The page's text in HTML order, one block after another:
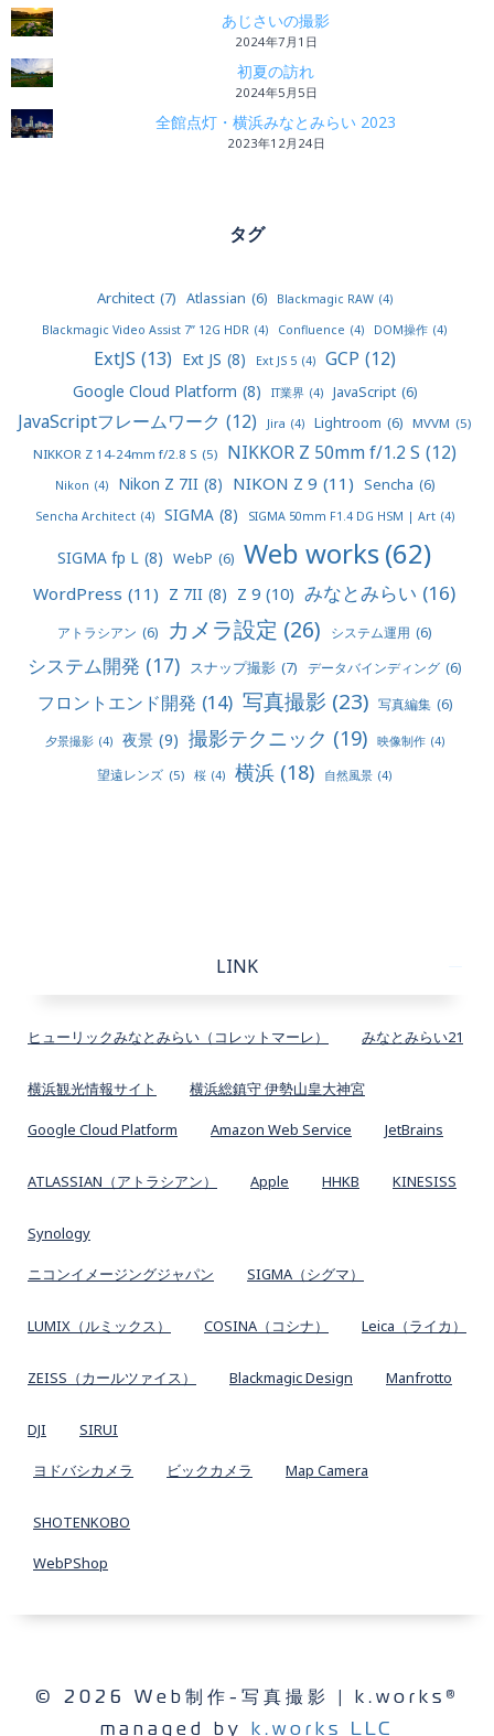
あじさいの撮影
2024年7月1日
初夏の訪れ
2024年5月5日
全館点灯・横浜みなとみらい 2023
2023年12月24日
タグ
Architect (7) Atlassian (6) Blackmagic RAW (4)
Blackmagic Video Assist 7” 12G HDR (4) Confluence (4) DOM操作 (4)
ExtJS (13) Ext JS (8) Ext JS 5 (4) GCP (12)
Google Cloud Platform (8) IT業界 (4) JavaScript (6)
JavaScriptフレームワーク (12) Jira (4) Lightroom (6) MVVM (5)
NIKKOR Z 14-24mm f/2.8 S (5) NIKKOR Z 50mm f/1.2 S (12)
Nikon (4) Nikon Z 7II (8) NIKON Z 9 (11) Sencha (6)
Sencha Architect (4) SIGMA (8) SIGMA 50mm F1.4 DG HSM | Art (4)
SIGMA fp L (8) WebP (6) Web works(62)
WordPress (11) Z 7II (8) Z 9 (10) みなとみらい (16)
アトラシアン (6) カメラ設定 (26) システム運用 (6)
システム開発 (17) スナップ撮影 (7) データバインディング (6)
フロントエンド開発 (14) 写真撮影 (23) 写真編集 (6)
夕景撮影 (4) 夜景 (9) 撮影テクニック (19) 映像制作 (4)
望遠レンズ (5) 桜 (4) 横浜 (18) 自然風景 (4)
LINK
ヒューリックみなとみらい（コレットマーレ） みなとみらい21
横浜観光情報サイト 横浜総鎮守 伊勢山皇大神宮
Google Cloud Platform Amazon Web Service JetBrains
ATLASSIAN（アトラシアン） Apple HHKB KINESISS
Synology
ニコンイメージングジャパン SIGMA（シグマ）
LUMIX（ルミックス） COSINA（コシナ） Leica（ライカ）
ZEISS（カールツァイス） Blackmagic Design Manfrotto
DJI SIRUI
ヨドバシカメラ ビックカメラ Map Camera
SHOTENKOBO
WebPShop
© 2026 Web制作-写真撮影 | k.works®
managed by k.works LLC